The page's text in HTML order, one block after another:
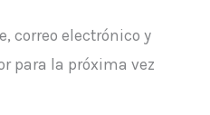
correo electrónico y
para la próxima vez